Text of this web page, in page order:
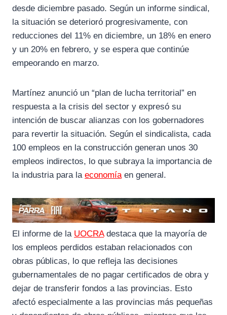
k
m
p
p
desde diciembre pasado. Según un informe sindical,
la situación se deterioró progresivamente, con
reducciones del 11% en diciembre, un 18% en enero
y un 20% en febrero, y se espera que continúe
empeorando en marzo.
Martínez anunció un “plan de lucha territorial” en
respuesta a la crisis del sector y expresó su
intención de buscar alianzas con los gobernadores
para revertir la situación. Según el sindicalista, cada
100 empleos en la construcción generan unos 30
empleos indirectos, lo que subraya la importancia de
la industria para la economía en general.
El informe de la UOCRAdestaca que la mayoría de
los empleos perdidos estaban relacionados con
obras públicas, lo que refleja las decisiones
gubernamentales de no pagar certificados de obra y
dejar de transferir fondos a las provincias. Esto
afectó especialmente a las provincias más pequeñas